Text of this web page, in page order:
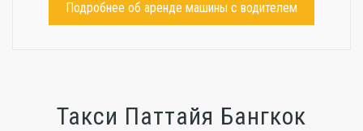
Подробнее об аренде машины с водителем
Такси Паттайя Бангкок